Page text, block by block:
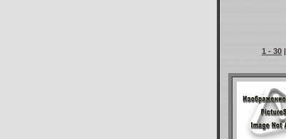
1 - 30 |